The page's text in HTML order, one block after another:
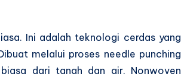
Ini adalah teknologi cerdas yang
melalui proses needle punching
dari tanah dan air. Nonwoven